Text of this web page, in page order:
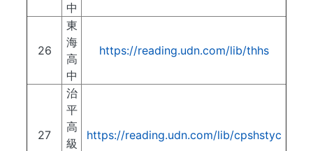
中
26
東
海
高
中
https://reading.udn.com/lib/thhs
27
治
平
高
級
https://reading.udn.com/lib/cpshstyc